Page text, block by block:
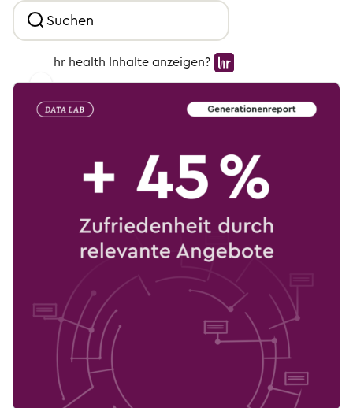
hr health Inhalte anzeigen?